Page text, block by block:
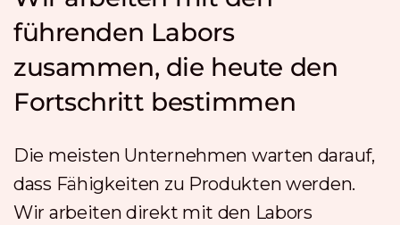
führenden Labors
zusammen, die heute den
Fortschritt bestimmen
Die meisten Unternehmen warten darauf,
dass Fähigkeiten zu Produkten werden.
Wir arbeiten direkt mit den Labors